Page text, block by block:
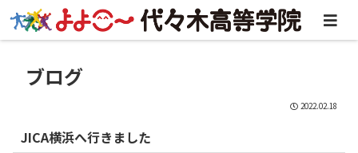
ブログ
2022.02.18
JICA横浜へ行きました